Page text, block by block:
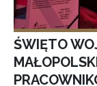
ŚWIĘTO